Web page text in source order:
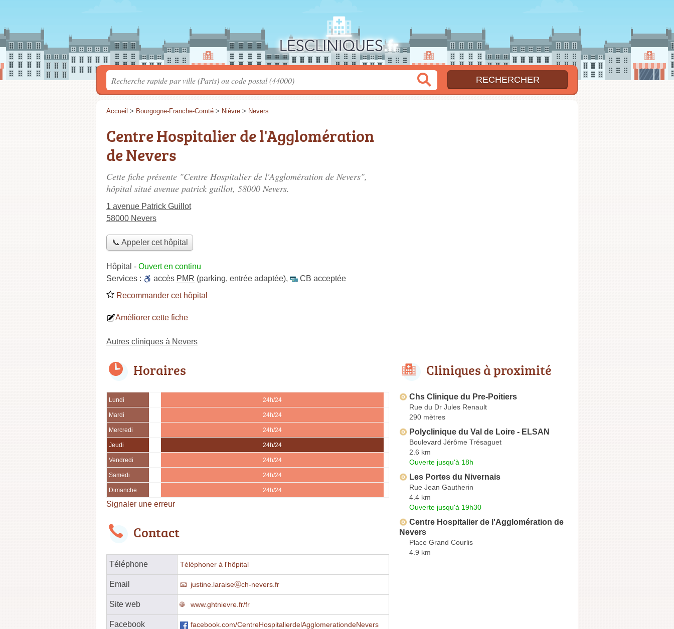
Accueil > Bourgogne-Franche-Comté > Nièvre > Nevers
Centre Hospitalier de l'Agglomération
de Nevers
Cette fiche présente "Centre Hospitalier de l'Agglomération de Nevers",
hôpital situé avenue patrick guillot, 58000 Nevers.
1 avenue Patrick Guillot
58000 Nevers
📞 Appeler cet hôpital
Hôpital - Ouvert en continu
Services :
accès PMR (parking, entrée adaptée),
CB acceptée
Recommander cet hôpital
Améliorer cette fiche
Autres cliniques à Nevers
Horaires
Lundi 24h/24
Mardi 24h/24
Mercredi 24h/24
Jeudi 24h/24
Vendredi 24h/24
Samedi 24h/24
Dimanche 24h/24
Signaler une erreur
Contact
Téléphone Téléphoner à l'hôpital
Email justine.laraiseⓐch-nevers.fr
Site web www.ghtnievre.fr/fr
Facebook facebook.com/CentreHospitalierdelAgglomerationdeNevers
Cliniques à proximité
Chs Clinique du Pre-Poitiers
Rue du Dr Jules Renault
290 mètres
Polyclinique du Val de Loire - ELSAN
Boulevard Jérôme Trésaguet
2.6 km
Ouverte jusqu'à 18h
Les Portes du Nivernais
Rue Jean Gautherin
4.4 km
Ouverte jusqu'à 19h30
Centre Hospitalier de l'Agglomération de
Nevers
Place Grand Courlis
4.9 km